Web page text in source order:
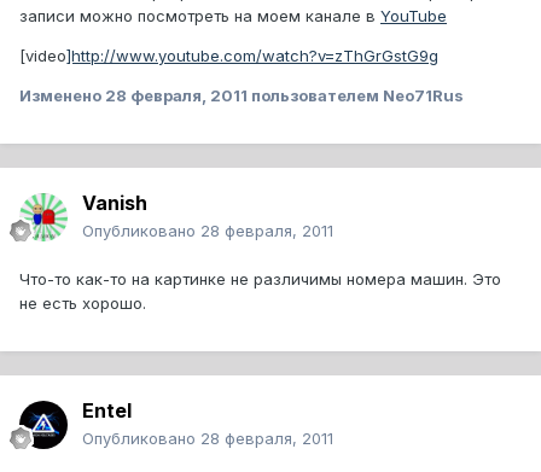
записи можно посмотреть на моем канале в YouTube
[video]http://www.youtube.com/watch?v=zThGrGstG9g
Изменено 28 февраля, 2011 пользователем Neo71Rus
Vanish
Опубликовано 28 февраля, 2011
Что-то как-то на картинке не различимы номера машин. Это
не есть хорошо.
Entel
Опубликовано 28 февраля, 2011